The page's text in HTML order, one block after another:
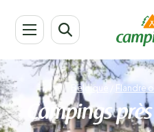
Belgique Flandre
Campings